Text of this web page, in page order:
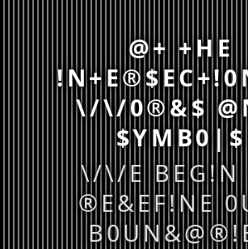
@+ +HE
\/\/0®&$
$YMB0|$
\/\/E BEG!N
®E&EF!NE